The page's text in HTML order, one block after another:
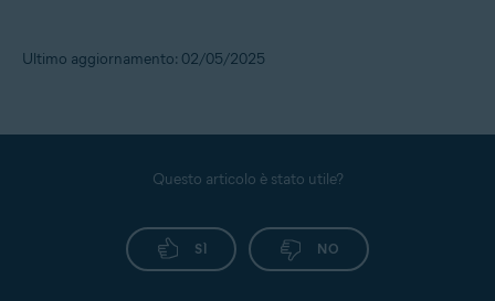
Ultimo aggiornamento: 02/05/2025
Questo articolo è stato utile?
SÌ NO